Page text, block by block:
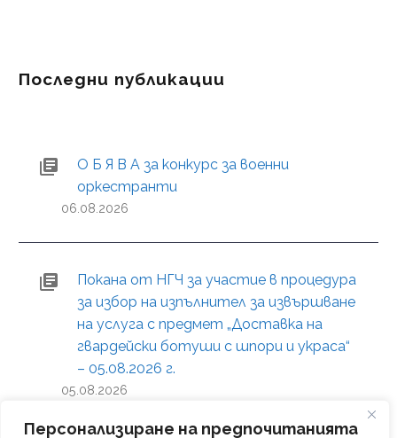
Персонализиране на предпочитанията
Последни публикации
О Б Я В А за конкурс за военни
оркестранти
06.08.2026
Покана от НГЧ за участие в процедура
за избор на изпълнител за извършване
на услуга с предмет „Доставка на
гвардейски ботуши с шпори и украса“
– 05.08.2026 г.
05.08.2026